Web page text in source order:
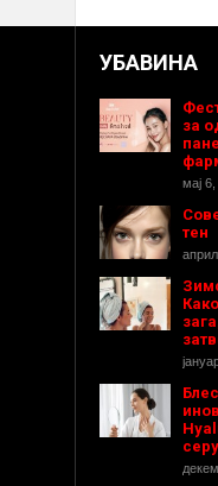
УБАВИНА
за
мај
тен